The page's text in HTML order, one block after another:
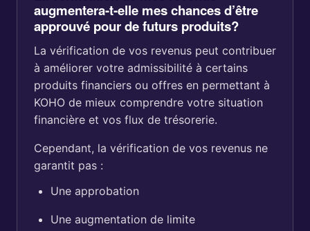
augmentera-t-elle mes chances d’être
approuvé pour de futurs produits?
La vérification de vos revenus peut contribuer
à améliorer votre admissibilité à certains
produits financiers ou offres en permettant à
KOHO de mieux comprendre votre situation
financière et vos flux de trésorerie.
Cependant, la vérification de vos revenus ne
garantit pas :
Une approbation
Une augmentation de limite